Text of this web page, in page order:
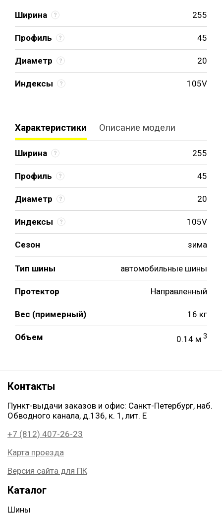
Ширина 255
Профиль 45
Диаметр 20
Индексы 105V
Характеристики Описание модели
Ширина 255
Профиль 45
Диаметр 20
Индексы 105V
Сезон зима
Тип шины автомобильные шины
Протектор Направленный
Вес (примерный) 16 кг
Объем 0.14 м 3
Контакты
Пункт-выдачи заказов и офис: Санкт-Петербург, наб.
Обводного канала, д.136, к. 1, лит. Е
+7 (812) 407-26-23
Карта проезда
Версия сайта для ПК
Каталог
Шины